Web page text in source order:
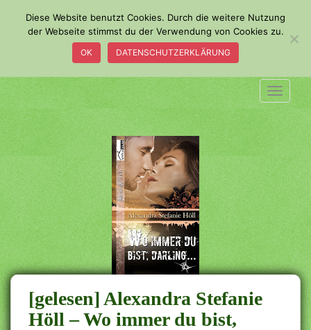
o
m
a
i
n
c
o
n
t
e
n
t
[gelesen] Alexandra Stefanie
Höll – Wo immer du bist,
Diese Website benutzt Cookies. Durch die weitere Nutzung
der Webseite stimmst du der Verwendung von Cookies zu.
OK DATENSCHUTZERKLÄRUNG